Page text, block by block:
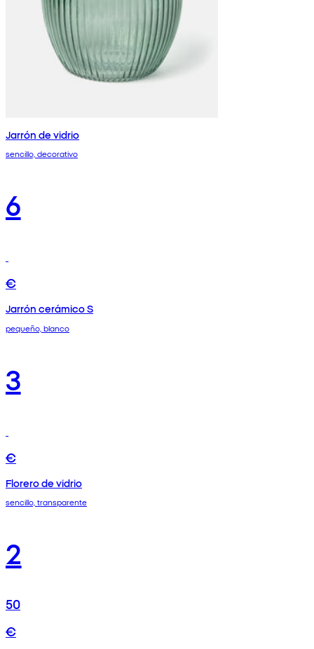
Jarrón de vidrio
sencillo, decorativo
6
€
Jarrón cerámico S
pequeño, blanco
3
€
Florero de vidrio
sencillo, transparente
2
50
€